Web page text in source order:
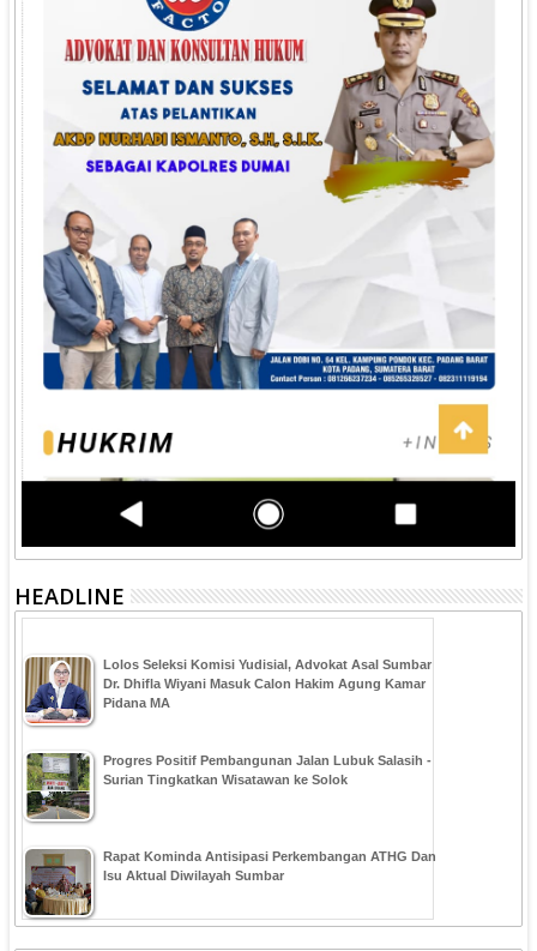
HEADLINE
‎Lolos Seleksi Komisi Yudisial, Advokat Asal Sumbar
Dr. Dhifla Wiyani Masuk Calon Hakim Agung Kamar
Pidana MA
Progres Positif Pembangunan Jalan Lubuk Salasih -
Surian Tingkatkan Wisatawan ke Solok
Rapat Kominda Antisipasi Perkembangan ATHG Dan
Isu Aktual Diwilayah Sumbar